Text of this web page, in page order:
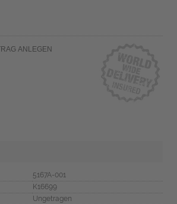
ANLEGEN
5167A-001
K16699
Ungetragen